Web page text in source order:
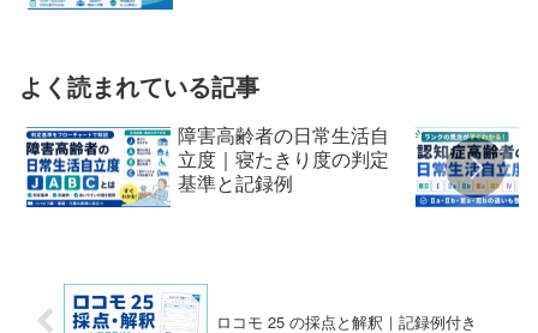
よく読まれている記事
障害高齢者の日常生活自
立度｜寝たきり度の判定
基準と記録例
ロコモ 25 の採点と解釈｜記録例付き